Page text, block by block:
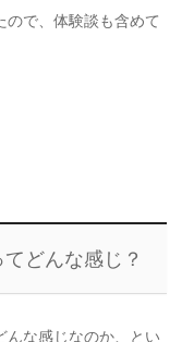
ので、体験談も含めて
どんな感じ？
んな感じなのか、とい